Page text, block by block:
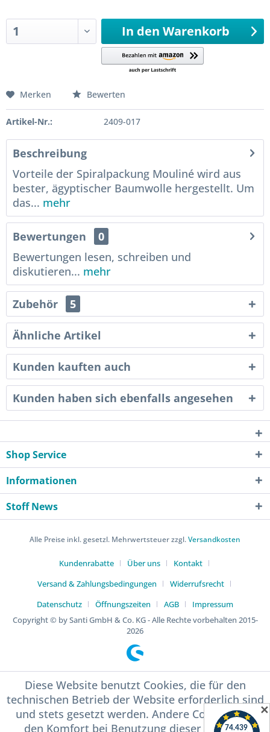
In den Warenkorb
Merken Bewerten
Artikel-Nr.: 2409-017
Beschreibung
Vorteile der Spiralpackung Mouliné wird aus
bester, ägyptischer Baumwolle hergestellt. Um
das... mehr
Bewertungen
0
Bewertungen lesen, schreiben und
diskutieren... mehr
Zubehör 5
Ähnliche Artikel
Kunden kauften auch
Kunden haben sich ebenfalls angesehen
Shop Service
Informationen
Stoff News
Alle Preise inkl. gesetzl. Mehrwertsteuer zzgl.Versandkosten
Kundenrabatte Über uns
Kontakt
Versand & Zahlungsbedingungen
Widerrufsrecht
Datenschutz
Öffnungszeiten AGB
Impressum
Copyright © by Santi GmbH & Co. KG - Alle Rechte vorbehalten 2015-
2026
Diese Website benutzt Cookies, die für den
technischen Betrieb der Website erforderlich sind
und stets gesetzt werden. Andere Cookies, die
den Komfort bei Benutzung dieser Website
✕